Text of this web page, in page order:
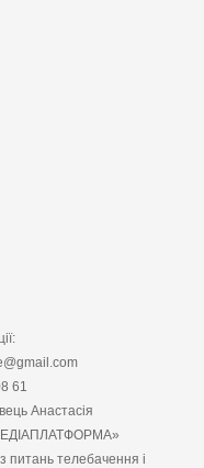
61
Анастасія
питань телебачення і